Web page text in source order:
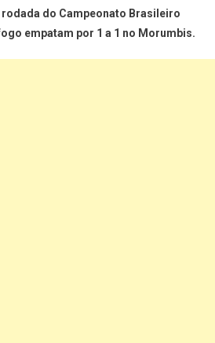
rodada do Campeonato Brasileiro
empatam por 1 a 1 no Morumbis.